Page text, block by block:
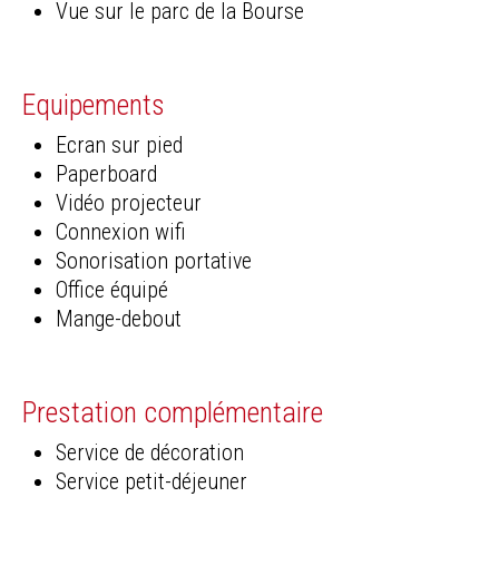
Vue sur le parc de la Bourse
Equipements
Ecran sur pied
Paperboard
Vidéo projecteur
Connexion wifi
Sonorisation portative
Office équipé
Mange-debout
Prestation complémentaire
Service de décoration
Service petit-déjeuner